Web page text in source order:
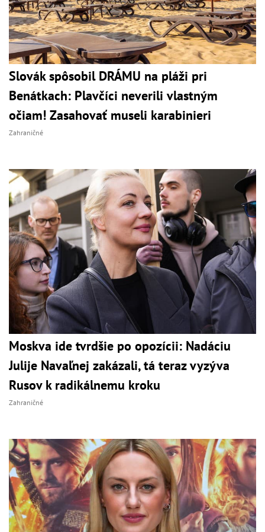
Slovák spôsobil DRÁMU na pláži pri
Benátkach: Plavčíci neverili vlastným
očiam! Zasahovať museli karabinieri
Zahraničné
Moskva ide tvrdšie po opozícii: Nadáciu
Julije Navaľnej zakázali, tá teraz vyzýva
Rusov k radikálnemu kroku
Zahraničné